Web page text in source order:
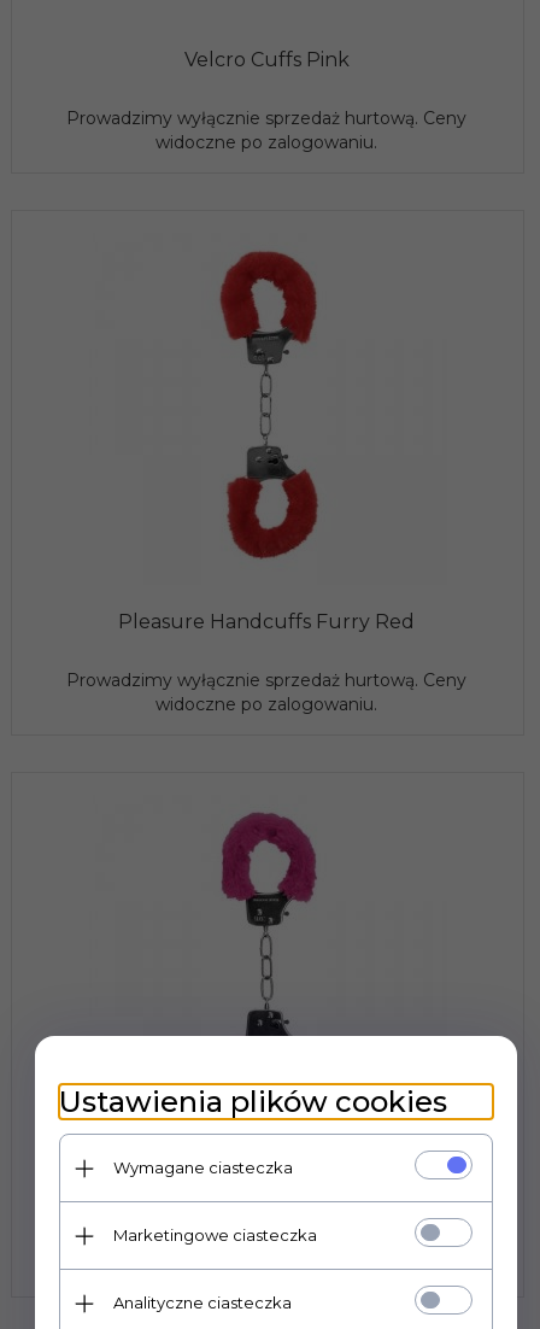
Velcro Cuffs Pink
Prowadzimy wyłącznie sprzedaż hurtową. Ceny
widoczne po zalogowaniu.
Pleasure Handcuffs Furry Red
Prowadzimy wyłącznie sprzedaż hurtową. Ceny
widoczne po zalogowaniu.
Pleasure Handcuffs Furry Pink
Prowadzimy wyłącznie sprzedaż hurtową. Ceny
widoczne po zalogowaniu.
Ustawienia plików cookies
Wymagane ciasteczka
Marketingowe ciasteczka
Analityczne ciasteczka